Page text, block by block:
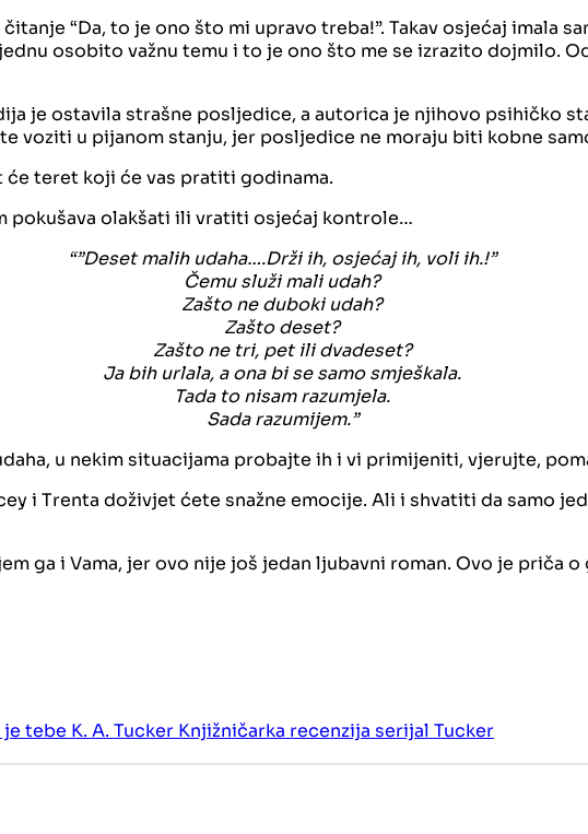
“Da, to je ono što mi upravo treba!”. Takav osjećaj imala
osobito važnu temu i to je ono što me se izrazito dojmilo.
je ostavila strašne posljedice, a autorica je njihovo psihičko
voziti u pijanom stanju, jer posljedice ne moraju biti kobne
teret koji će vas pratiti godinama.
pokušava olakšati ili vratiti osjećaj kontrole…
“”Deset malih udaha….Drži ih, osjećaj ih, voli ih.!”
Čemu služi mali udah?
Zašto ne duboki udah?
Zašto deset?
Zašto ne tri, pet ili dvadeset?
Ja bih urlala, a ona bi se samo smješkala.
Tada to nisam razumjela.
Sada razumijem.”
u nekim situacijama probajte ih i vi primijeniti, vjerujte,
i Trenta doživjet ćete snažne emocije. Ali i shvatiti da samo
ga i Vama, jer ovo nije još jedan ljubavni roman. Ovo je priča
je tebe K. A. Tucker Knjižničarka recenzija serijal Tucker